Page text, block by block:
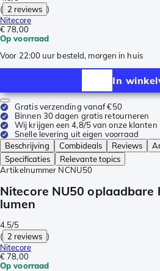
( 2 reviews )
Nitecore
€ 78,00
Op voorraad
Voor 22:00 uur besteld, morgen in huis
In
Gratis verzending vanaf €50
Binnen 30 dagen gratis retourneren
Wij krijgen een 4,8/5 van onze klanten
Snelle levering uit eigen voorraad
Beschrijving
Combideals Reviews
Specificaties
Relevante topics
Artikelnummer NCNU50
Nitecore NU50 oplaadbare
lumen
4.5/5
( 2 reviews )
Nitecore
€ 78,00
Op voorraad